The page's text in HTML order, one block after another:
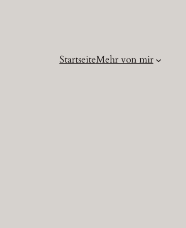
StartseiteMehr von mir